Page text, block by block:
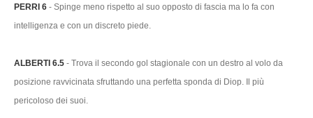
PERRI 6 - Spinge meno rispetto al suo opposto di fascia ma lo fa con
intelligenza e con un discreto piede.
ALBERTI 6.5 - Trova il secondo gol stagionale con un destro al volo da
posizione ravvicinata sfruttando una perfetta sponda di Diop. Il più
pericoloso dei suoi.